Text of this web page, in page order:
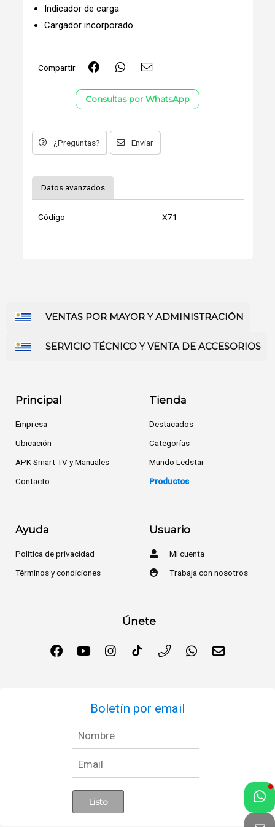
Indicador de carga
Cargador incorporado
Compartir
Consultas por WhatsApp
¿Preguntas? Enviar
Datos avanzados
Código X71
VENTAS POR MAYOR Y ADMINISTRACIÓN
SERVICIO TÉCNICO Y VENTA DE ACCESORIOS
Principal
Empresa
Ubicación
APK Smart TV y Manuales
Contacto
Tienda
Destacados
Categorías
Mundo Ledstar
Productos
Ayuda
Política de privacidad
Términos y condiciones
Usuario
Mi cuenta
Trabaja con nosotros
Únete
Boletín por email